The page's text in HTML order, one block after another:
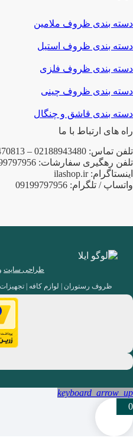
دسته بندی ظروف ملامین
دسته بندی ظروف استیل
دسته بندی ظروف فلزی
دسته بندی ظروف چینی
دسته بندی قاشق و چنگال
راه های ارتباط با ما
تلفن تماس: 02188943480 – 02155470813 – 02155470280
تلفن رهگیری سفارشات: 09199797956
اینستاگرام: ilashop.ir
واتساپ / تلگرام: 09199797956
طراحی سایت
ظروف رستوران | لوازم کافه |
keyboard_arrow_up
0